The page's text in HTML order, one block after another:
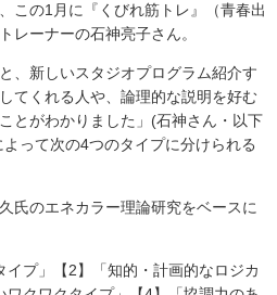
この1月に『くびれ筋トレ』（青春出
レーナーの石神亮子さん。
、新しいスタジオプログラム紹介す
てくれる人や、論理的な説明を好む
とがわかりました」(石神さん・以下
って次の4つのタイプに分けられる
氏のエネカラー理論研究をベースに
イプ」【2】「知的・計画的なロジカ